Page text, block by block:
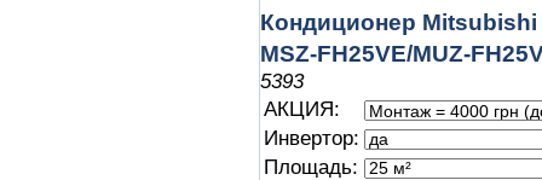
Кондиционер
MSZ-FH25VE/MUZ-
5393
АКЦИЯ:
Инвертор:
Площадь: